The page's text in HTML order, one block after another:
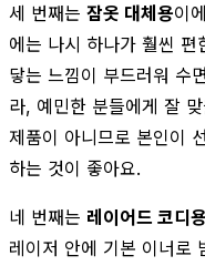
세 번째는 잠옷 대체용이
에는 나시 하나가 훨씬 편
닿는 느낌이 부드러워 수
라, 예민한 분들에게 잘
제품이 아니므로 본인이
하는 것이 좋아요.
네 번째는 레이어드 코디용
레이저 안에 기본 이너로